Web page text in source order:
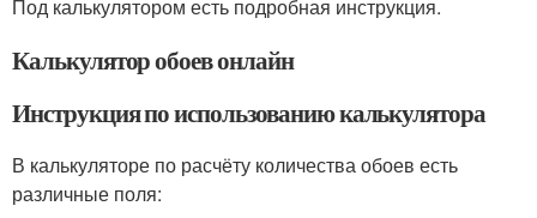
Под калькулятором есть подробная инструкция.
Калькулятор обоев онлайн
Инструкция по использованию калькулятора
В калькуляторе по расчёту количества обоев есть
различные поля: